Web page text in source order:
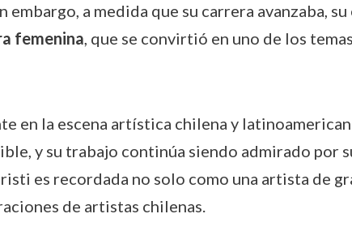
embargo, a medida que su carrera avanzaba,
femenina, que se convirtió en uno de los
en la escena artística chilena y
y su trabajo continúa siendo admirado por
es recordada no solo como una artista de
de artistas chilenas.